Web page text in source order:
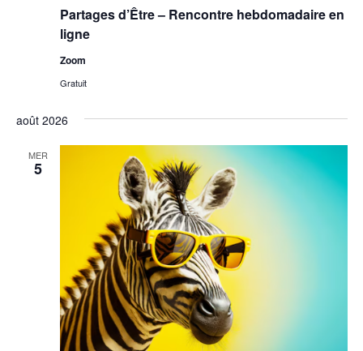
Partages d’Être – Rencontre hebdomadaire en
ligne
Zoom
Gratuit
août 2026
MER
5